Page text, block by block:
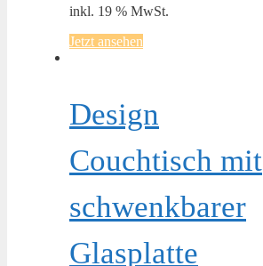
inkl. 19 % MwSt.
Jetzt ansehen
Design
Couchtisch mit
schwenkbarer
Glasplatte